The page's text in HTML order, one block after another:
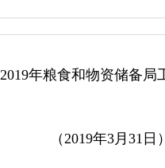
2019年粮食和物资储备
（ 2019年3月 31 日